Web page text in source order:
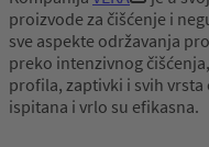
proizvode za čišćenje i
sve aspekte održavanja
preko intenzivnog
profila, zaptivki i svih vrsta
ispitana i vrlo su efikasna.